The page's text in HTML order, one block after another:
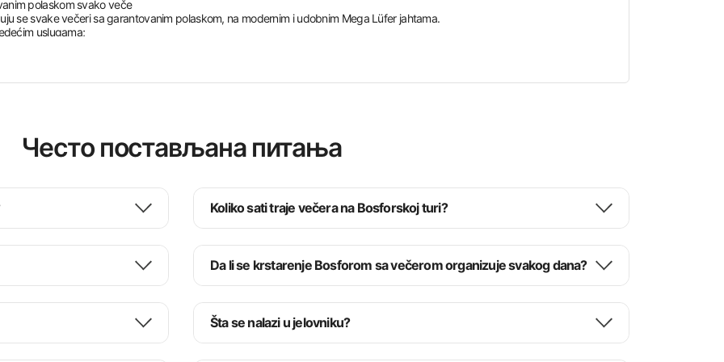
polaskom svako veče
se svake večeri sa garantovanim polaskom, na modernim i udobnim Mega Lüfer jahtama.
uslugama;
od najluksuznijih i najprijatnijih iskustava na Bosforu u Istanbulu.
rezervaciju i pružaju udobno i ekskluzivno iskustvo.
najvažnije istorijske građevine i simboli Istanbula sa mora.
Често постављана питања
Koliko sati traje večera na Bosforskoj turi?
Da li se krstarenje Bosforom sa večerom organizuje svakog dana?
Šta se nalazi u jelovniku?